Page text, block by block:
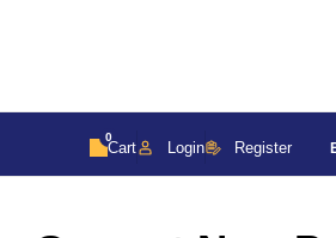
0
Cart Login Register